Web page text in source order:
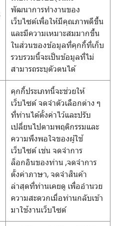
พัฒนาการทำงานของ
เว็บไซต์เพื่อให้มีคุณภาพดีขึ้น
และมีความเหมาะสมมากขึ้น
ในส่วนของข้อมูลที่คุกกี้ที่เก็บ
รวบรวมนี้จะเป็นข้อมูลที่ไม่
สามารถระบุตัวตนได้
คุกกี้ประเภทนี้จะช่วยให้
เว็บไซต์ จดจำตัวเลือกต่าง ๆ
ที่ท่านได้ตั้งค่าไว้และปรับ
เปลี่ยนไปตามพฤติกรรมและ
ความพึงพอใจของผู้ใช้
เว็บไซต์ เช่น จดจำการ
ล็อกอินของท่าน ,จดจำการ
ตั้งค่าภาษา, จดจำสินค้า
ล่าสุดที่ท่านเคยดู เพื่ออำนวย
ความสะดวกเมื่อท่านกลับเข้า
มาใช้งานเว็บไซต์